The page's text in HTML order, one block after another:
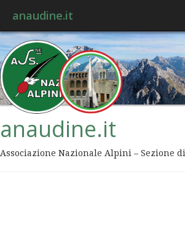
anaudine.it
anaudine.it
Associazione Nazionale Alpini – Sezione